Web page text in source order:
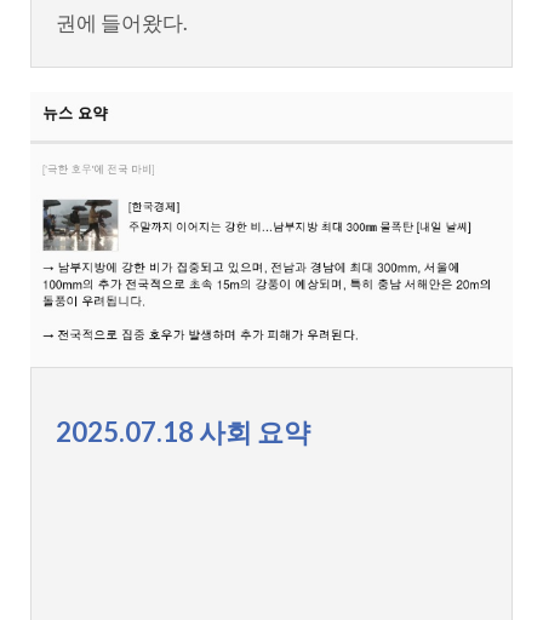
권에 들어왔다.
2025.07.18 사회 요약